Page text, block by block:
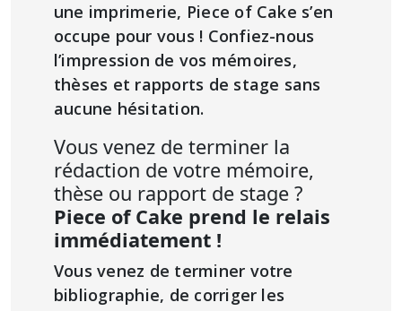
une imprimerie, Piece of Cake s’en
occupe pour vous ! Confiez-nous
l’impression de vos mémoires,
thèses et rapports de stage sans
aucune hésitation.
Vous venez de terminer la
rédaction de votre mémoire,
thèse ou rapport de stage ?
Piece of Cake prend le relais
immédiatement !
Vous venez de terminer votre
bibliographie, de corriger les